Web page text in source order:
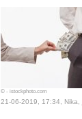
© - istockphoto.com
21-06-2019, 17:34, Nika,